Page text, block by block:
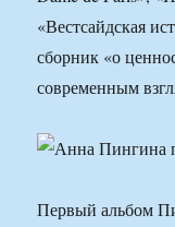
«Вестсайдская
сборник «о
современным
Первый альбом